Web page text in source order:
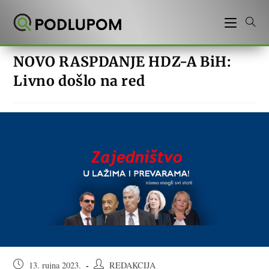
NOVO RASPDANJE HDZ-A BiH:
Livno došlo na red
Objava13. rujna 2023.
AutorREDAKCIJA